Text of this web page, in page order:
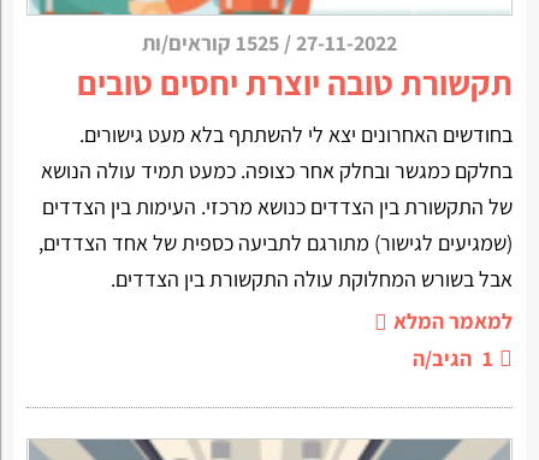
27-11-2022
/ 1525 קוראים/ות
תקשורת טובה יוצרת יחסים טובים
בחודשים האחרונים יצא לי להשתתף בלא מעט גישורים.
בחלקם כמגשר ובחלק אחר כצופה. כמעט תמיד עולה הנושא
של התקשורת בין הצדדים כנושא מרכזי. העימות בין הצדדים
(שמגיעים לגישור) מתורגם לתביעה כספית של אחד הצדדים,
אבל בשורש המחלוקת עולה התקשורת בין הצדדים.
למאמר המלא
1 הגיב/ה